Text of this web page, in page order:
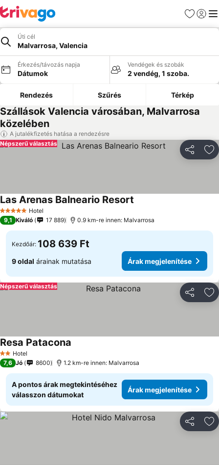
Kedvencek
Úti cél
Malvarrosa, Valencia
Érkezés/távozás napja
Dátumok
Vendégek és szobák
2 vendég, 1 szoba.
Rendezés Szűrés Térkép
Szállások Valencia városában, Malvarrosa
közelében
A jutalékfizetés hatása a rendezésre
Népszerű választás
5 KategóriaHotel
Las Arenas Balneario Resort
9,1 Kiváló 17 889 0.9 km-re innen: Malvarrosa
Kezdőár: 108 639 Ft
9 oldal árainak mutatása Árak megjelenítése
Népszerű választás
2 Kategória
Hotel
Resa Patacona
7,6 Jó 8600 1.2 km-re innen: Malvarrosa
A pontos árak megtekintéséhez
válasszon dátumokat
Árak megjelenítése